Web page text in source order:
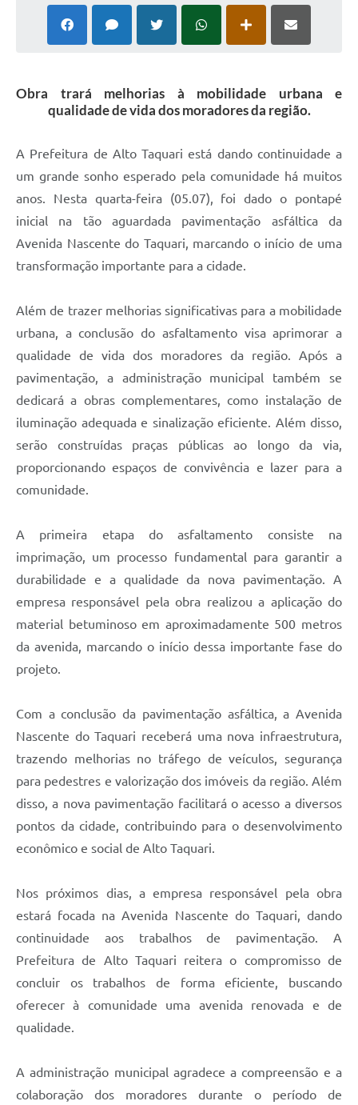
Obra trará melhorias à mobilidade urbana e
qualidade de vida dos moradores da região.
A Prefeitura de Alto Taquari está dando continuidade a
um grande sonho esperado pela comunidade há muitos
anos. Nesta quarta-feira (05.07), foi dado o pontapé
inicial na tão aguardada pavimentação asfáltica da
Avenida Nascente do Taquari, marcando o início de uma
transformação importante para a cidade.
Além de trazer melhorias significativas para a mobilidade
urbana, a conclusão do asfaltamento visa aprimorar a
qualidade de vida dos moradores da região. Após a
pavimentação, a administração municipal também se
dedicará a obras complementares, como instalação de
iluminação adequada e sinalização eficiente. Além disso,
serão construídas praças públicas ao longo da via,
proporcionando espaços de convivência e lazer para a
comunidade.
A primeira etapa do asfaltamento consiste na
imprimação, um processo fundamental para garantir a
durabilidade e a qualidade da nova pavimentação. A
empresa responsável pela obra realizou a aplicação do
material betuminoso em aproximadamente 500 metros
da avenida, marcando o início dessa importante fase do
projeto.
Com a conclusão da pavimentação asfáltica, a Avenida
Nascente do Taquari receberá uma nova infraestrutura,
trazendo melhorias no tráfego de veículos, segurança
para pedestres e valorização dos imóveis da região. Além
disso, a nova pavimentação facilitará o acesso a diversos
pontos da cidade, contribuindo para o desenvolvimento
econômico e social de Alto Taquari.
Nos próximos dias, a empresa responsável pela obra
estará focada na Avenida Nascente do Taquari, dando
continuidade aos trabalhos de pavimentação. A
Prefeitura de Alto Taquari reitera o compromisso de
concluir os trabalhos de forma eficiente, buscando
oferecer à comunidade uma avenida renovada e de
qualidade.
A administração municipal agradece a compreensão e a
colaboração dos moradores durante o período de